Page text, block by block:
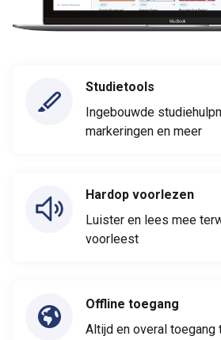
Studietools
Ingebouwde
markeringen en meer
Hardop voorlezen
Luister en lees mee
voorleest
Offline toegang
Altijd en overal toegang